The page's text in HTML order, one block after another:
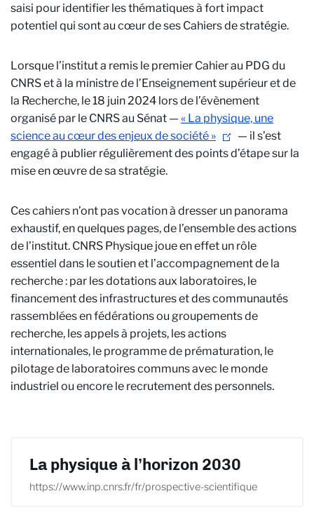
saisi pour identifier les thématiques à fort impact
potentiel qui sont au cœur de ses Cahiers de stratégie.
Lorsque l’institut a remis le premier Cahier au PDG du
CNRS et à la ministre de l’Enseignement supérieur et de
la Recherche, le 18 juin 2024 lors de l’évènement
organisé par le CNRS au Sénat — « La physique, une
science au cœur des enjeux de société »
— il s’est
engagé à publier régulièrement des points d’étape sur la
mise en œuvre de sa stratégie.
Ces cahiers n’ont pas vocation à dresser un panorama
exhaustif, en quelques pages, de l’ensemble des actions
de l’institut. CNRS Physique joue en effet un rôle
essentiel dans le soutien et l’accompagnement de la
recherche : par les dotations aux laboratoires, le
financement des infrastructures et des communautés
rassemblées en fédérations ou groupements de
recherche, les appels à projets, les actions
internationales, le programme de prématuration, le
pilotage de laboratoires communs avec le monde
industriel ou encore le recrutement des personnels.
La physique à l’horizon 2030
https://www.inp.cnrs.fr/fr/prospective-scientifique